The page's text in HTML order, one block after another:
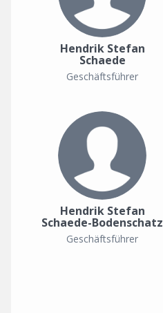
Hendrik Stefan
Schaede
Geschäftsführer
Hendrik Stefan
Schaede-Bodenschatz
Geschäftsführer